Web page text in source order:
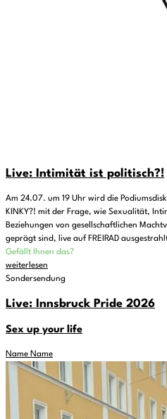
Live: Intimität ist politisch?!
Am 24.07. um 19 Uhr wird die
KINKY?! mit der Frage, wie Sexualität,
Beziehungen von gesellschaftlichen
geprägt sind, live auf FREIRAD
Gefällt Ihnen das?
weiterlesen
Sondersendung
Live: Innsbruck Pride 2026
Sex up your life
Name Name